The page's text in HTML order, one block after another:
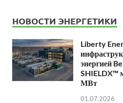
НОВОСТИ ЭНЕРГЕТИКИ
Liberty
энергией
SHIELDX™
МВт
01.07.2026